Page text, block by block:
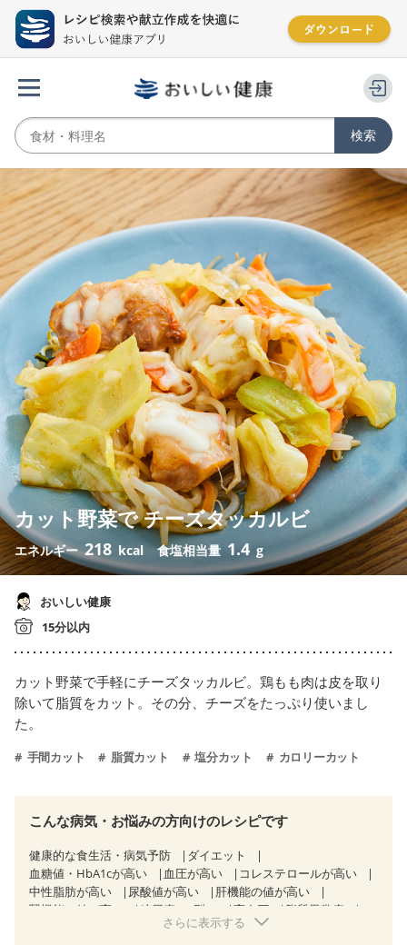
カット野菜で チーズタッカルビ
エネルギー218 kcal 食塩相当量 1.4 g
おいしい健康
15分以内
カット野菜で手軽にチーズタッカルビ。鶏もも肉は皮を取り
除いて脂質をカット。その分、チーズをたっぷり使いまし
た。
手間カット 脂質カット 塩分カット カロリーカット
こんな病気・お悩みの方向けのレシピです
健康的な食生活・病気予防
ダイエット
血糖値・HbA1cが高い
血圧が高い
コレステロールが高い
中性脂肪が高い
尿酸値が高い
肝機能の値が高い
腎機能の値が高い
糖尿病（2型） 高血圧
脂質異常症
胃ポリープ 逆流性食道炎
さらに表示する